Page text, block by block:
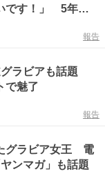
です！」 5年ぶ
章が始まれば」
報告
グラビアも話題
で魅了
報告
グラビア女王 電
ンマガ」も話題